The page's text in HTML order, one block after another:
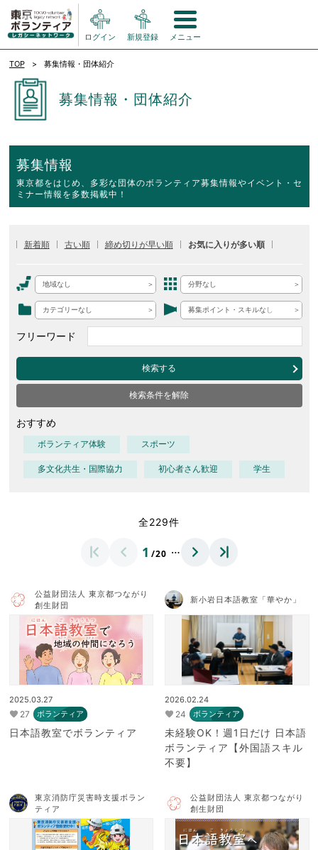
ログイン 新規登録 メニュー
TOP 募集情報・団体紹介
募集情報・団体紹介
募集情報
東京都をはじめ、多彩な団体のボランティア募集情報やイベント・セ
ミナー情報を多数掲載中！
新着順 古い順 締め切りが早い順 お気に入りが多い順
地域なし 分野なし
カテゴリーなし 募集ポイント・スキルなし
フリーワード
検索する
検索条件を解除
おすすめ
ボランティア体験 スポーツ
多文化共生・国際協力 初心者さん歓迎 学生
全229件
1 /20 …
公益財団法人 東京都つながり
創生財団
2025.03.27
27 ボランティア
日本語教室でボランティア
新小岩日本語教室「華やか」
2026.02.24
24 ボランティア
未経験OK！週1日だけ 日本語
ボランティア【外国語スキル
不要】
東京消防庁災害時支援ボラン
ティア
公益財団法人 東京都つながり
創生財団